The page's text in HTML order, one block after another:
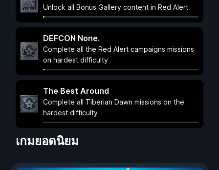
Unlock all Bonus Gallery content in Red Alert
DEFCON None.
Complete all the Red Alert campaigns missions
on hardest difficulty
The Best Around
Complete all Tiberian Dawn missions on the
hardest difficulty
เกมยอดนิยม